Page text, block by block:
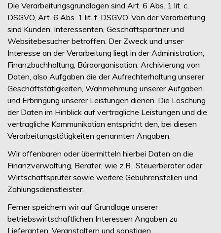
Die Verarbeitungsgrundlagen sind Art. 6 Abs. 1 lit. c.
DSGVO, Art. 6 Abs. 1 lit. f. DSGVO. Von der Verarbeitung
sind Kunden, Interessenten, Geschäftspartner und
Websitebesucher betroffen. Der Zweck und unser
Interesse an der Verarbeitung liegt in der Administration,
Finanzbuchhaltung, Büroorganisation, Archivierung von
Daten, also Aufgaben die der Aufrechterhaltung unserer
Geschäftstätigkeiten, Wahrnehmung unserer Aufgaben
und Erbringung unserer Leistungen dienen. Die Löschung
der Daten im Hinblick auf vertragliche Leistungen und die
vertragliche Kommunikation entspricht den, bei diesen
Verarbeitungstätigkeiten genannten Angaben.
Wir offenbaren oder übermitteln hierbei Daten an die
Finanzverwaltung, Berater, wie z.B., Steuerberater oder
Wirtschaftsprüfer sowie weitere Gebührenstellen und
Zahlungsdienstleister.
Ferner speichern wir auf Grundlage unserer
betriebswirtschaftlichen Interessen Angaben zu
Lieferanten, Veranstaltern und sonstigen